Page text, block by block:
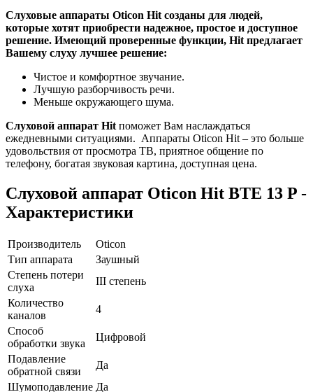
Слуховые аппараты Oticon Hit созданы для людей,
которые хотят приобрести надежное, простое и доступное
решение. Имеющий проверенные функции, Hit предлагает
Вашему слуху лучшее решение:
Чистое и комфортное звучание.
Лучшую разборчивость речи.
Меньше окружающего шума.
Слуховой аппарат Hit поможет Вам наслаждаться
ежедневными ситуациями. Аппараты Oticon Hit – это больше
удовольствия от просмотра ТВ, приятное общение по
телефону, богатая звуковая картина, доступная цена.
Слуховой аппарат Oticon Hit BTE 13 P -
Характеристики
Производитель
Oticon
Тип аппарата
Заушный
Степень потери
слуха
III степень
Количество
каналов
4
Способ
обработки звука
Цифровой
Подавление
обратной связи
Да
Шумоподавление Да